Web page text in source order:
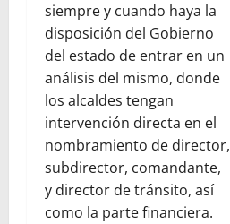
siempre y cuando haya la
disposición del Gobierno
del estado de entrar en un
análisis del mismo, donde
los alcaldes tengan
intervención directa en el
nombramiento de director,
subdirector, comandante,
y director de tránsito, así
como la parte financiera.